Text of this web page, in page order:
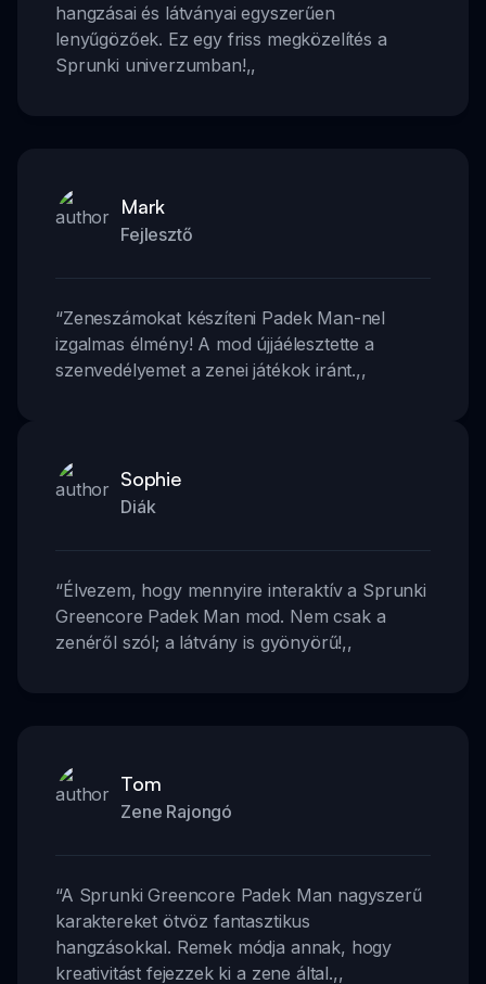
hangzásai és látványai egyszerűen
lenyűgözőek. Ez egy friss megközelítés a
Sprunki univerzumban!,,
Mark
Fejlesztő
“Zeneszámokat készíteni Padek Man-nel
izgalmas élmény! A mod újjáélesztette a
szenvedélyemet a zenei játékok iránt.,,
Sophie
Diák
“Élvezem, hogy mennyire interaktív a Sprunki
Greencore Padek Man mod. Nem csak a
zenéről szól; a látvány is gyönyörű!,,
Tom
Zene Rajongó
“A Sprunki Greencore Padek Man nagyszerű
karaktereket ötvöz fantasztikus
hangzásokkal. Remek módja annak, hogy
kreativitást fejezzek ki a zene által.,,